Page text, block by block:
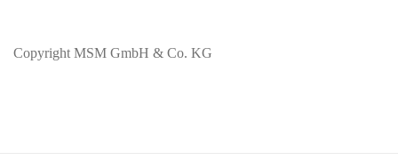
Copyright MSM GmbH & Co. KG